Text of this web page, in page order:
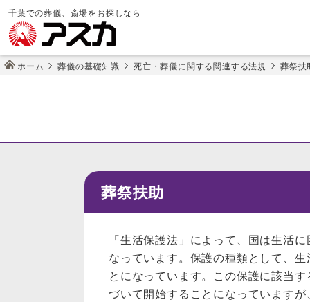
千葉での葬儀、斎場をお探しなら
ホーム 葬儀の基礎知識 死亡・葬儀に関する関連する法規 葬祭扶
葬祭扶助
「生活保護法」によって、国は生活
なっています。保護の種類として、
とになっています。この保護に該当
づいて開始することになっています